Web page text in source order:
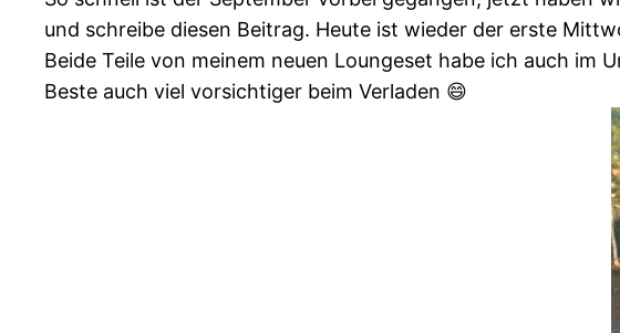
und schreibe diesen Beitrag. Heute ist wieder der erste
Beide Teile von meinem neuen Loungeset habe ich auch
Beste auch viel vorsichtiger beim Verladen 😄